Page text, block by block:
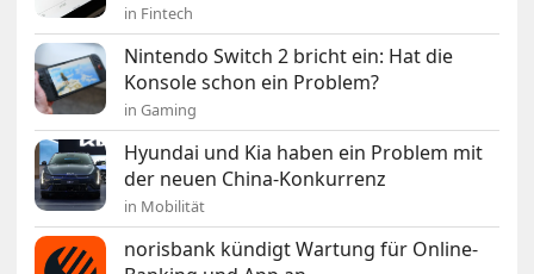
in Fintech
Nintendo Switch 2 bricht ein: Hat die
Konsole schon ein Problem?
in Gaming
Hyundai und Kia haben ein Problem mit
der neuen China-Konkurrenz
in Mobilität
norisbank kündigt Wartung für Online-